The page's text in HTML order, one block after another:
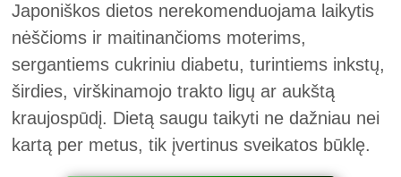
Japoniškos dietos nerekomenduojama laikytis
nėščioms ir maitinančioms moterims,
sergantiems cukriniu diabetu, turintiems inkstų,
širdies, virškinamojo trakto ligų ar aukštą
kraujospūdį. Dietą saugu taikyti ne dažniau nei
kartą per metus, tik įvertinus sveikatos būklę.